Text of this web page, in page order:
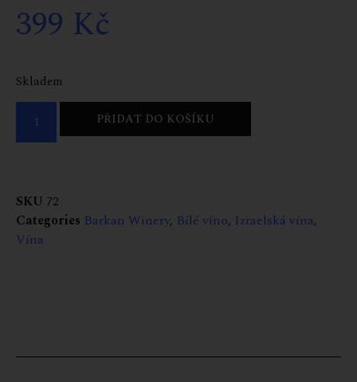
399 Kč
Skladem
PŘIDAT DO KOŠÍKU
SKU 72
Categories Barkan Winery, Bílé víno, Izraelská vína,
Vína